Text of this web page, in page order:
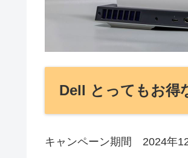
Dell とってもお得
キャンペーン期間 2024年